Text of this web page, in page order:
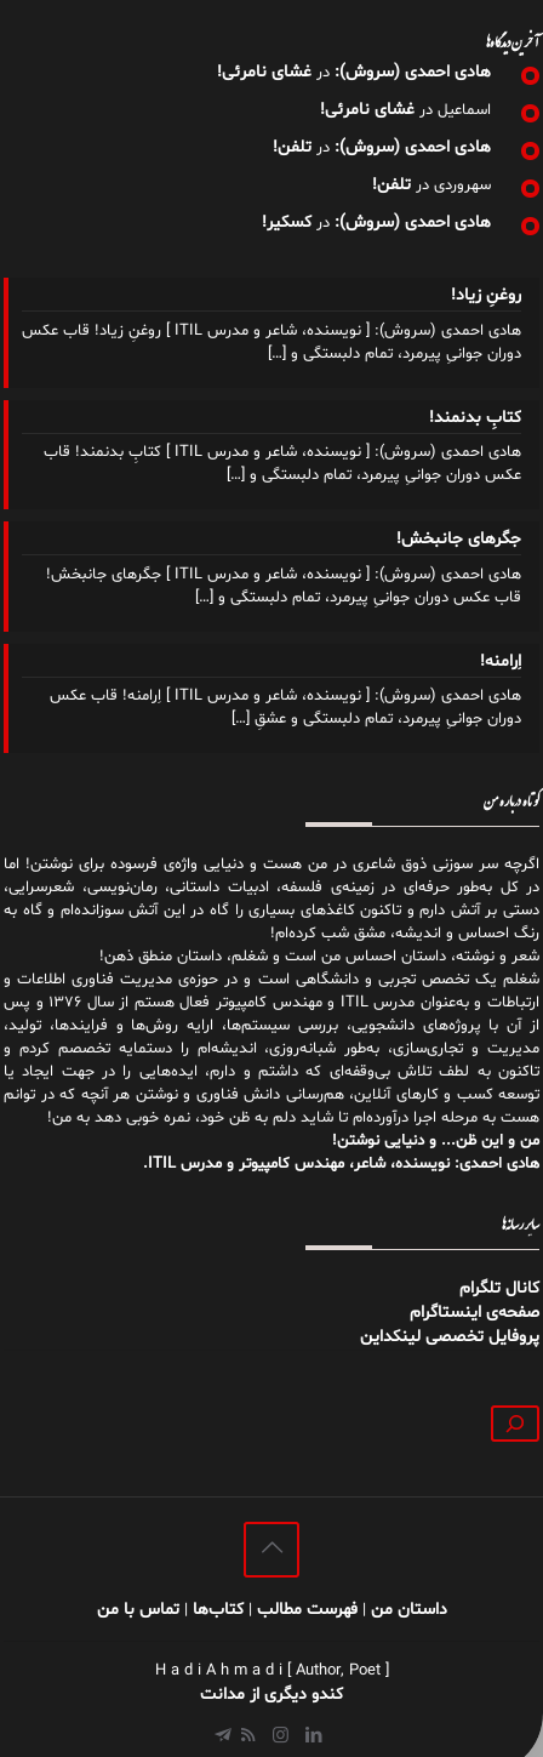
آخرین دیدگاه‌ها
هادی احمدی (سروش): در غشای نامرئی!
اسماعیل در غشای نامرئی!
هادی احمدی (سروش): در تلفن!
سهروردی در تلفن!
هادی احمدی (سروش): درکسکیر!
روغنِ زیاد!
هادی احمدی (سروش): [ نویسنده، شاعر و مدرس ITIL ] روغنِ زیاد! قاب عکس
دوران جوانیِ پیرمرد، تمام دلبستگی و […]
کتابِ بدنمند!
هادی احمدی (سروش): [ نویسنده، شاعر و مدرس ITIL ] کتابِ بدنمند! قاب
عکس دوران جوانیِ پیرمرد، تمام دلبستگی و […]
جگرهای جانبخش!
هادی احمدی (سروش): [ نویسنده، شاعر و مدرس ITIL ] جگرهای جانبخش!
قاب عکس دوران جوانیِ پیرمرد، تمام دلبستگی و […]
اِرامنه!
هادی احمدی (سروش): [ نویسنده، شاعر و مدرس ITIL ] اِرامنه! قاب عکس
دوران جوانیِ پیرمرد، تمام دلبستگی و عشقِ […]
کوتاه درباره من
اگرچه سر سوزنی ذوق شاعری در من هست و دنیایی واژه‌‌ی فرسوده برای نوشتن! اما
در کل به‌طور حرفه‌ای در زمینه‌ی فلسفه، ادبیات داستانی، رمان‌نویسی، شعرسرایی،
دستی بر آتش دارم و تاکنون کاغذهای بسیاری را گاه در این آتش سوزانده‌ام و گاه به
رنگ احساس و اندیشه، مشق شب کرده‌ام!
شعر و نوشته، داستان احساس من است و شغلم، داستان منطق ذهن!
شغلم یک تخصص تجربی و دانشگاهی است و در حوزه‌ی مدیریت فناوری اطلاعات و
ارتباطات و به‌عنوان مدرس ITIL و مهندس کامپیوتر فعال هستم از سال ۱۳۷۶ و پس
از آن با پروژه‌های دانشجویی، بررسی سیستم‌ها، ارایه روش‌ها و فرایندها، تولید،
مدیریت و تجاری‌سازی، به‌طور شبانه‌روزی، اندیشه‌ام را دستمایه تخصصم کردم و
تاکنون به لطف تلاش بی‌وقفه‌ای که داشتم و دارم، اید‌ه‌هایی را در جهت ایجاد یا
توسعه کسب و کارهای آنلاین، هم‌رسانی دانش فناوری و نوشتن هر آنچه که در توانم
هست به مرحله اجرا درآورده‌ام تا شاید دلم به ظن خود، نمره خوبی دهد به من!
من و این ظن... و دنیایی نوشتن!
هادی احمدی: نویسنده، شاعر، مهندس کامپیوتر و مدرس ITIL.
سایر رسانه‌ها
کانال تلگرام
صفحه‌ی اینستاگرام
پروفایل تخصصی لینکداین
جستجو
داستان من |فهرست مطالب |کتاب‌ها |تماس با من
H a d i A h m a d i [ Author, Poet ]
کندو دیگری از مدانت